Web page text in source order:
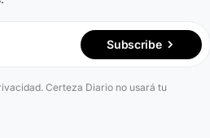
Subscribe
Certeza Diario no usará tu